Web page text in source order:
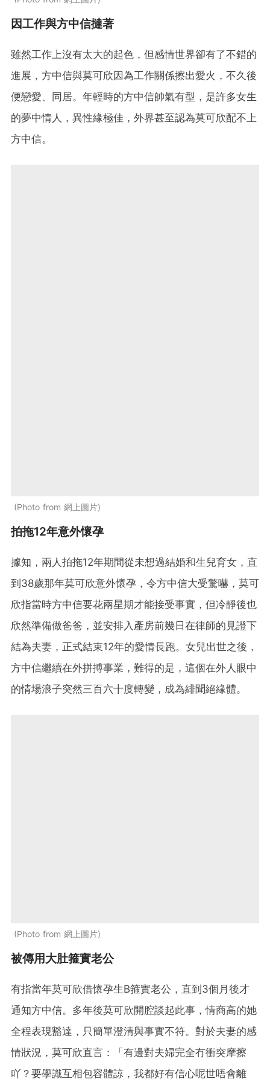
因工作與方中信撻著
雖然工作上沒有太大的起色，但感情世界卻有了不錯的
進展，方中信與莫可欣因為工作關係擦出愛火，不久後
便戀愛、同居。年輕時的方中信帥氣有型，是許多女生
的夢中情人，異性緣極佳，外界甚至認為莫可欣配不上
方中信。
Photo from 網上圖片
拍拖12年意外懷孕
據知，兩人拍拖12年期間從未想過結婚和生兒育女，直
到38歲那年莫可欣意外懷孕，令方中信大受驚嚇，莫可
欣指當時方中信要花兩星期才能接受事實，但冷靜後也
欣然準備做爸爸，並安排入產房前幾日在律師的見證下
結為夫妻，正式結束12年的愛情長跑。女兒出世之後，
方中信繼續在外拼搏事業，難得的是，這個在外人眼中
的情場浪子突然三百六十度轉變，成為緋聞絕緣體。
Photo from 網上圖片
被傳用大肚箍實老公
有指當年莫可欣借懷孕生B箍實老公，直到3個月後才
通知方中信。多年後莫可欣開腔談起此事，情商高的她
全程表現豁達，只簡單澄清與事實不符。對於夫妻的感
情狀況，莫可欣直言：「有邊對夫婦完全冇衝突摩擦
吖？要學識互相包容體諒，我都好有信心呢世唔會離